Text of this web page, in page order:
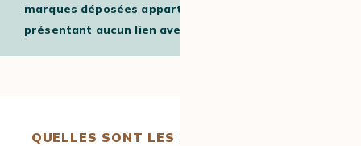
marques déposées appartenant à des tiers et ne
présentant aucun lien avec MaxiCoffee
QUELLES SONT LES DIFFÉRENCES ENTRE